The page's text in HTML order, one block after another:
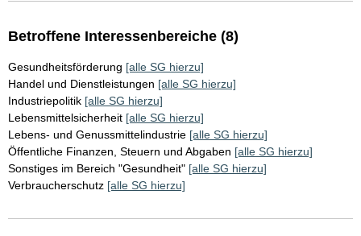
Betroffene Interessenbereiche (8)
Gesundheitsförderung [alle SG hierzu]
Handel und Dienstleistungen [alle SG hierzu]
Industriepolitik [alle SG hierzu]
Lebensmittelsicherheit [alle SG hierzu]
Lebens- und Genussmittelindustrie [alle SG hierzu]
Öffentliche Finanzen, Steuern und Abgaben [alle SG hierzu]
Sonstiges im Bereich "Gesundheit" [alle SG hierzu]
Verbraucherschutz [alle SG hierzu]